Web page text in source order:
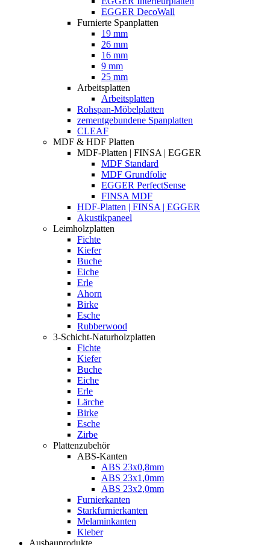
EGGER DecoWall
Furnierte Spanplatten
19 mm
26 mm
16 mm
9 mm
25 mm
Arbeitsplatten
Arbeitsplatten
Rohspan-Möbelplatten
zementgebundene Spanplatten
CLEAF
MDF & HDF Platten
MDF-Platten | FINSA | EGGER
MDF Standard
MDF Grundfolie
EGGER PerfectSense
FINSA MDF
HDF-Platten | FINSA | EGGER
Akustikpaneel
Leimholzplatten
Fichte
Kiefer
Buche
Eiche
Erle
Ahorn
Birke
Esche
Rubberwood
3-Schicht-Naturholzplatten
Fichte
Kiefer
Buche
Eiche
Erle
Lärche
Birke
Esche
Zirbe
Plattenzubehör
ABS-Kanten
ABS 23x0,8mm
ABS 23x1,0mm
ABS 23x2,0mm
Furnierkanten
Starkfurnierkanten
Melaminkanten
Kleber
Ausbauprodukte